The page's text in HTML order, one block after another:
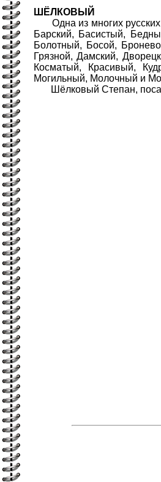
ШЁЛКОВЫЙ
Одна из многих русских
Барский, Басистый,
Болотный, Босой,
Грязной, Дамский,
Косматый, Красивый,
Могильный, Молочный и
Шёлковый Степан,